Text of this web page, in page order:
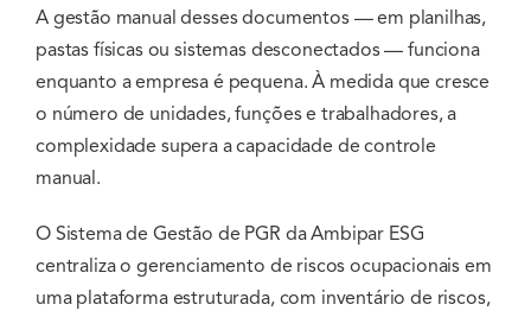
A gestão manual desses documentos — em planilhas,
pastas físicas ou sistemas desconectados — funciona
enquanto a empresa é pequena. À medida que cresce
o número de unidades, funções e trabalhadores, a
complexidade supera a capacidade de controle
manual.
O Sistema de Gestão de PGR da Ambipar ESG
centraliza o gerenciamento de riscos ocupacionais em
uma plataforma estruturada, com inventário de riscos,